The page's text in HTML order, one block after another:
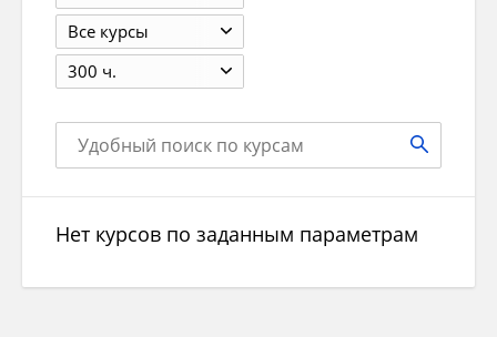
Все курсы
300 ч.
Нет курсов по заданным параметрам